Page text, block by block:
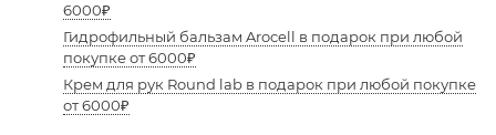
6000₽
Гидрофильный бальзам Arocell в подарок при любой
покупке от 6000₽
Крем для рук Round lab в подарок при любой покупке
от 6000₽